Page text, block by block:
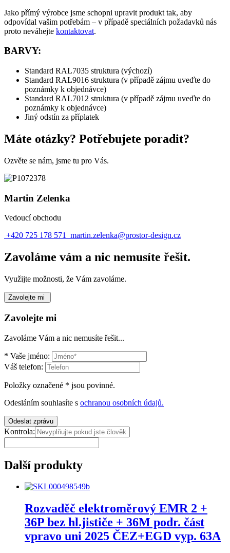
Jako přímý výrobce jsme schopni upravit produkt tak, aby
odpovídal vašim potřebám – v případě speciálních požadavků nás
proto neváhejte kontaktovat.
BARVY:
Standard RAL7035 struktura (výchozí)
Standard RAL9016 struktura (v případě zájmu uveďte do
poznámky k objednávce)
Standard RAL7012 struktura (v případě zájmu uveďte do
poznámky k objednávce)
Jiný odstín za příplatek
Máte otázky? Potřebujete poradit?
Ozvěte se nám, jsme tu pro Vás.
Martin Zelenka
Vedoucí obchodu
+420 725 178 571
martin.zelenka@prostor-design.cz
Zavoláme vám a nic nemusíte řešit.
Využijte možnosti, že Vám zavoláme.
Zavolejte mi
Zavolejte mi
Zavoláme Vám a nic nemusíte řešit...
* Vaše jméno:
Váš telefon:
Položky označené * jsou povinné.
Odesláním souhlasíte s ochranou osobních údajů.
Odeslat zprávu
Kontrola:
Další produkty
Rozvaděč elektroměrový EMR 2 +
36P bez hl.jističe + 36M podr. část
vpravo uni 2025 ČEZ+EGD vyp. 63A